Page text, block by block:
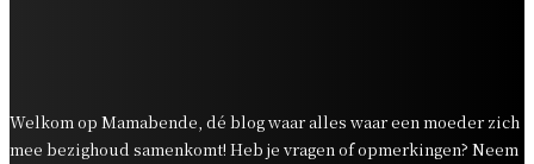
Welkom op Mamabende, dé blog waar alles waar een moeder zich
mee bezighoud samenkomt! Heb je vragen of opmerkingen? Neem